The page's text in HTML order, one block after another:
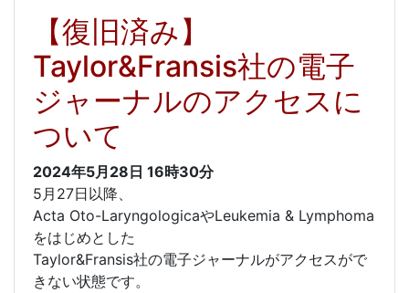
【復旧済み】
Taylor&Fransis社の電子
ジャーナルのアクセスに
ついて
2024年5月28日 16時30分
5月27日以降、
Acta Oto-LaryngologicaやLeukemia & Lymphoma
をはじめとした
Taylor&Fransis社の電子ジャーナルがアクセスがで
きない状態です。